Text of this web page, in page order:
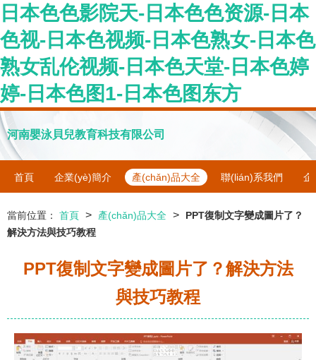
日本色色影院天-日本色色资源-日本
色视-日本色视频-日本色熟女-日本色
熟女乱伦视频-日本色天堂-日本色婷
婷-日本色图1-日本色图东方
河南嬰泳貝兒教育科技有限公司
首頁 企業(yè)簡介 產(chǎn)品大全 聯(lián)系我們 企
當前位置： 首頁 > 產(chǎn)品大全 >
PPT復制文字變成圖片了？
解決方法與技巧教程
PPT復制文字變成圖片了？解決方法
與技巧教程